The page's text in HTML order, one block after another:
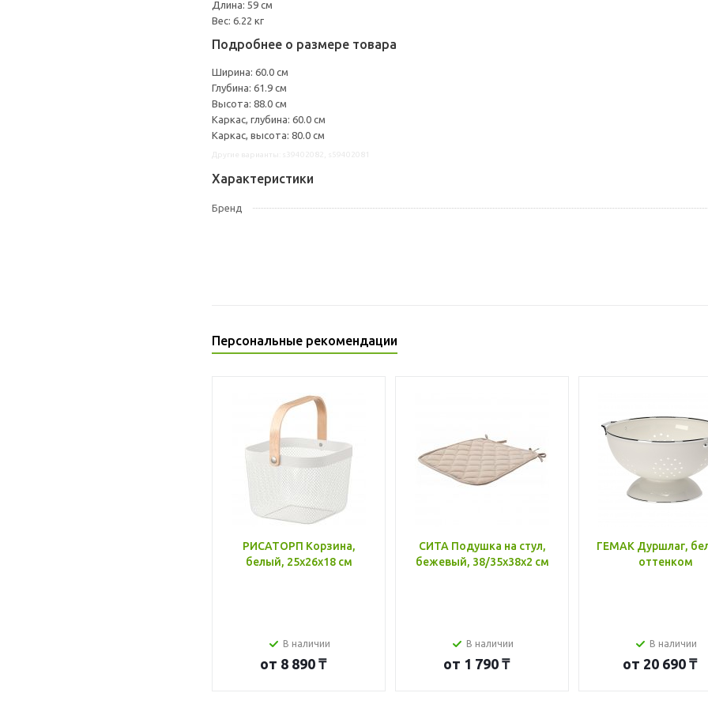
Длина: 59 см
Вес: 6.22 кг
Подробнее о размере товара
Ширина: 60.0 см
Глубина: 61.9 см
Высота: 88.0 см
Каркас, глубина: 60.0 см
Каркас, высота: 80.0 см
Характеристики
Бренд
Персональные рекомендации
РИСАТОРП Корзина,
белый, 25x26x18 см
В наличии
от 8 890 ₸
СИТА Подушка на стул,
бежевый, 38/35x38x2 см
В наличии
от 1 790 ₸
ГЕМАК Дуршлаг,
оттенком
В наличии
от 20 690 ₸